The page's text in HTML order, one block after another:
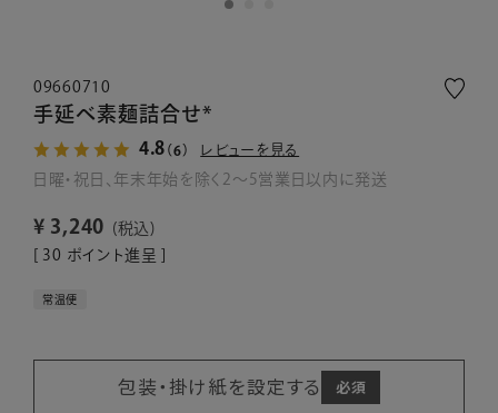
09660710
手延べ素麺詰合せ*
4.8 （6） レビューを見る
日曜・祝日、年末年始を除く2～5営業日以内に発送
¥ 3,240
税込
[ 30 ポイント進呈 ]
常温便
包装・掛け紙を設定する